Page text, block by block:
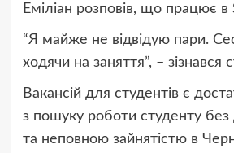
Еміліан розповів, що працює в
“Я майже не відвідую пари.
ходячи на заняття”, – зізнався
Вакансій для студентів є
з пошуку роботи студенту без
та неповною зайнятістю в